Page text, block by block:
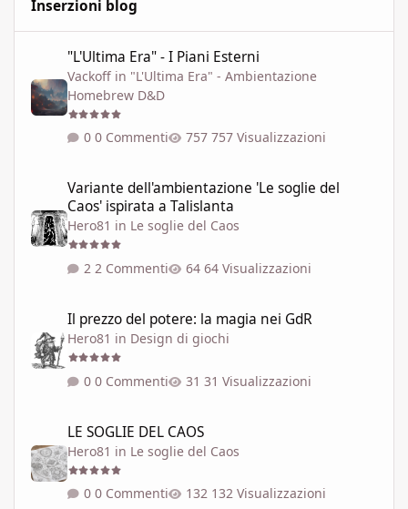
Inserzioni blog
"L'Ultima Era" - I Piani Esterni
Vackoff in "L'Ultima Era" - Ambientazione
Homebrew D&D
0 Commenti 757 Visualizzazioni
Variante dell'ambientazione 'Le soglie del
Caos' ispirata a Talislanta
Hero81 in Le soglie del Caos
2 Commenti 64 Visualizzazioni
Il prezzo del potere: la magia nei GdR
Hero81 in Design di giochi
0 Commenti 31 Visualizzazioni
LE SOGLIE DEL CAOS
Hero81 in Le soglie del Caos
0 Commenti 132 Visualizzazioni